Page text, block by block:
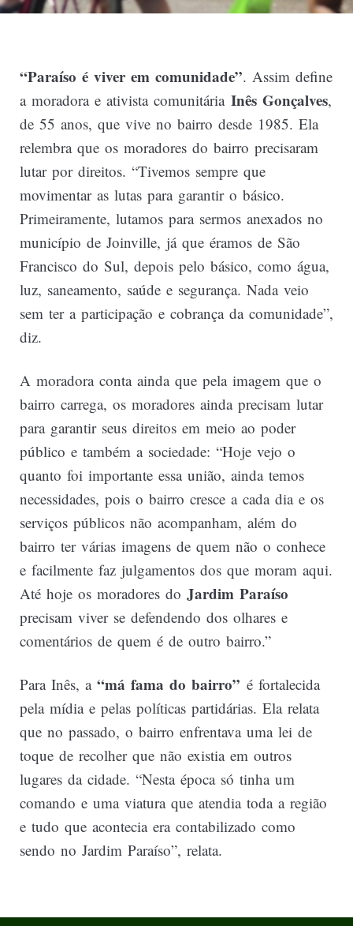
“Paraíso é viver em comunidade”. Assim define
a moradora e ativista comunitária Inês Gonçalves,
de 55 anos, que vive no bairro desde 1985. Ela
relembra que os moradores do bairro precisaram
lutar por direitos. “Tivemos sempre que
movimentar as lutas para garantir o básico.
Primeiramente, lutamos para sermos anexados no
município de Joinville, já que éramos de São
Francisco do Sul, depois pelo básico, como água,
luz, saneamento, saúde e segurança. Nada veio
sem ter a participação e cobrança da comunidade”,
diz.
A moradora conta ainda que pela imagem que o
bairro carrega, os moradores ainda precisam lutar
para garantir seus direitos em meio ao poder
público e também a sociedade: “Hoje vejo o
quanto foi importante essa união, ainda temos
necessidades, pois o bairro cresce a cada dia e os
serviços públicos não acompanham, além do
bairro ter várias imagens de quem não o conhece
e facilmente faz julgamentos dos que moram aqui.
Até hoje os moradores do Jardim Paraíso
precisam viver se defendendo dos olhares e
comentários de quem é de outro bairro.”
Para Inês, a “má fama do bairro” é fortalecida
pela mídia e pelas políticas partidárias. Ela relata
que no passado, o bairro enfrentava uma lei de
toque de recolher que não existia em outros
lugares da cidade. “Nesta época só tinha um
comando e uma viatura que atendia toda a região
e tudo que acontecia era contabilizado como
sendo no Jardim Paraíso”, relata.